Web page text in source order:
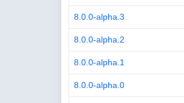
8.0.0-alpha.3
8.0.0-alpha.2
8.0.0-alpha.1
8.0.0-alpha.0